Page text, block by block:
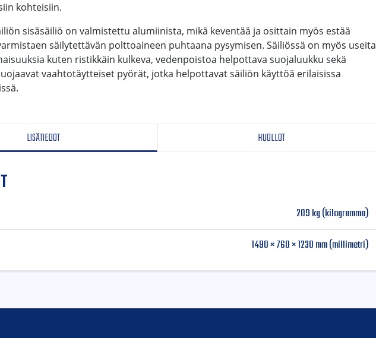
LISÄTIEDOT HUOLLOT
209 kg (kilogramma)
1490 × 760 × 1230 mm (millimetri)
kohteisiin.
sisäsäiliö on valmistettu alumiinista, mikä keventää ja osittain myös estää
säilytettävän polttoaineen puhtaana pysymisen. Säiliössä on myös useita
kuten ristikkäin kulkeva, vedenpoistoa helpottava suojaluukku sekä
vaahtotäytteiset pyörät, jotka helpottavat säiliön käyttöä erilaisissa